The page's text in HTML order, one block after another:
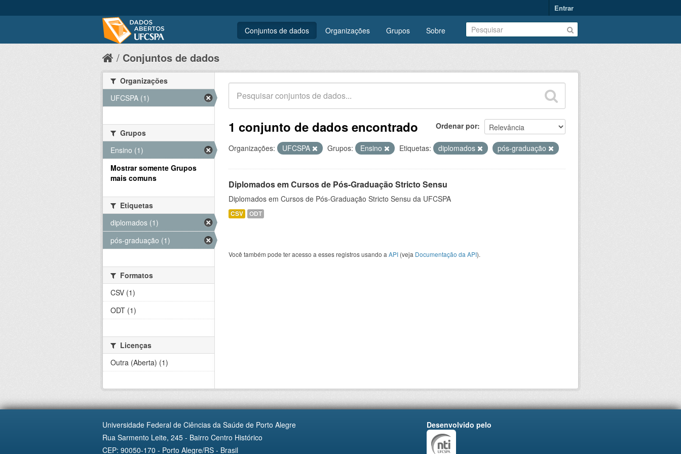
Entrar
Conjuntos de dados Organizações Grupos Sobre
Conjuntos de dados
Ordenar por
1 conjunto de dados encontrado
Organizações: UFCSPA Grupos: Ensino Etiquetas: diplomados pós-graduação
Diplomados em Cursos de Pós-Graduação Stricto Sensu
Diplomados em Cursos de Pós-Graduação Stricto Sensu da UFCSPA
CSV ODT
Você também pode ter acesso a esses registros usando a API (veja Documentação da API).
Organizações
UFCSPA (1)
Grupos
Ensino (1)
Mostrar somente Grupos
mais comuns
Etiquetas
diplomados (1)
pós-graduação (1)
Formatos
CSV (1)
ODT (1)
Licenças
Outra (Aberta) (1)
Universidade Federal de Ciências da Saúde de Porto Alegre
Rua Sarmento Leite, 245 - Bairro Centro Histórico
CEP: 90050-170 - Porto Alegre/RS - Brasil
Desenvolvido pelo